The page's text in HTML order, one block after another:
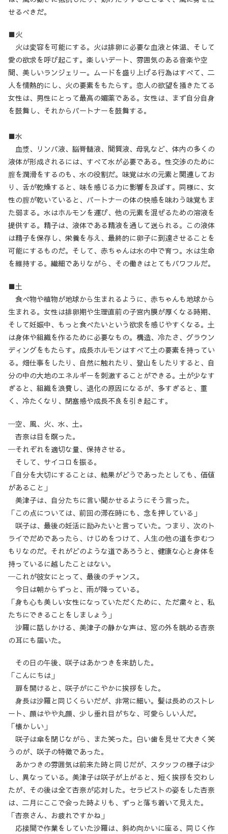
せるべきだ。
■火
火は変容を可能にする。火は排卵に必要な血液と体温、そして
愛の欲求を呼び起こす。楽しいデート、雰囲気のある音楽や空
間、美しいランジェリー。ムードを盛り上げる行為はすべて、二
人を情熱的にし、火の要素をもたらす。恋人の欲望を掻きたてる
女性は、男性にとって最高の媚薬である。女性は、まず自分自身
を鼓舞し、それからパートナーを鼓舞する。
■水
血漿、リンパ液、脳脊髄液、間質液、母乳など、体内の多くの
液体が形成されるには、すべて水が必要である。性交渉のために
膣を潤滑をするのも、水の役割だ。味覚は水の元素と関連してお
り、舌が乾燥すると、味を感じる力に影響を及ぼす。同様に、女
性の膣が乾いていると、パートナーの体の快感を味わう味覚もま
た弱まる。水はホルモンを運び、他の元素を混ぜるための溶液を
提供する。精子は、液体である精液を通して送られる。この液体
は精子を保存し、栄養を与え、最終的に卵子に到達させることを
可能にするものだ。そして、赤ちゃんは水の中で育つ。水は生命
を維持する。繊細でありながら、その働きはとてもパワフルだ。
■土
食べ物や植物が地球から生まれるように、赤ちゃんも地球から
生まれる。女性は排卵期や生理直前の子宮内膜が厚くなる時期、
そして妊娠中、もっと食べたいという欲求を感じやすくなる。土
は身体や組織を作るために必要なもの。構造、冷たさ、グラウン
ディングをもたらす。成長ホルモンはすべて土の要素を持ってい
る。畑仕事をしたり、自然に触れたり、登山をしたりすると、自
分の中の大地のエネルギーを刺激することができる。土が少なす
ぎると、組織を浪費し、退化の原因になるが、多すぎると、重
く、冷たくなり、閉塞感や成長不良を引き起こす。
─空、風、火、水、土。
杏奈は目を瞑った。
─それぞれを適切な量、保持させる。
そして、サイコロを振る。
「自分を大切にすることは、結果がどうであったとしても、価値
があること」
美津子は、自分たちに言い聞かせるようにそう言った。
「この点については、前回の滞在時にも、念を押している」
咲子は、最後の妊活に励みたいと言っていた。つまり、次のト
ライでだめであったら、けじめをつけて、人生の他の道を歩むつ
もりなのだ。それがどのような道であろうと、健康な心と身体を
持っているに越したことはない。
─これが彼女にとって、最後のチャンス。
今日は朝からずっと、雨が降っている。
「身も心も美しい女性になっていただくために、ただ粛々と、私
たちにできることをしましょう」
沙羅に話しかける、美津子の静かな声は、窓の外を眺める杏奈
の耳にも届いた。
その日の午後、咲子はあかつきを来訪した。
「こんにちは」
扉を開けると、咲子がにこやかに挨拶をした。
身長は沙羅と同じくらいだが、非常に細い。髪は長めのストレ
ート、顔はやや丸顔、少し垂れ目がちな、可愛らしい人だ。
「懐かしい」
咲子は傘を閉じながら、また笑った。白い歯を見せて大きく笑
うのが、咲子の特徴であった。
あかつきの雰囲気は前来た時と同じだが、スタッフの様子は少
し、異なっている。美津子は咲子が上がると、短く挨拶を交わし
たが、その後は全て杏奈が応対した。セラピストの姿をした杏奈
は、二月にここで会った時よりも、ずっと落ち着いて見えた。
「杏奈さん、お疲れですかね」
応接間で作業をしていた沙羅は、斜め向かいに座る、同じく作